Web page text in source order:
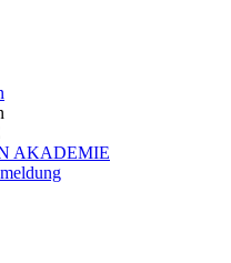
AKADEMIE